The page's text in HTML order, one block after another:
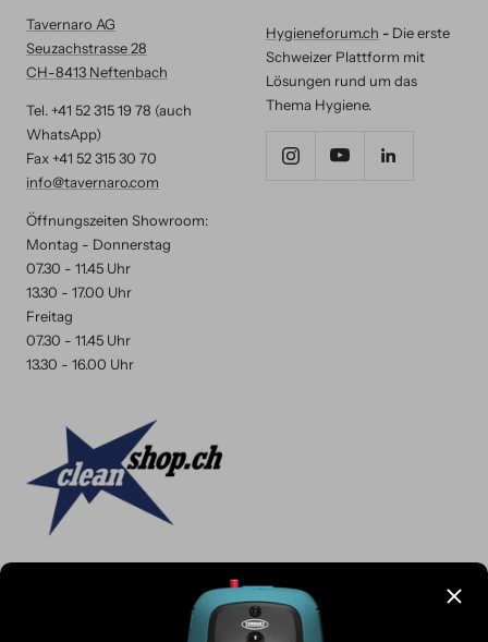
Tavernaro AG
Seuzachstrasse 28
CH-8413 Neftenbach
Tel. +41 52 315 19 78 (auch
WhatsApp)
Fax +41 52 315 30 70
info@tavernaro.com
Öffnungszeiten Showroom:
Montag - Donnerstag
07.30 - 11.45 Uhr
13.30 - 17.00 Uhr
Freitag
07.30 - 11.45 Uhr
13.30 - 16.00 Uhr
Hygieneforum.ch - Die erste
Schweizer Plattform mit
Lösungen rund um das
Thema Hygiene.